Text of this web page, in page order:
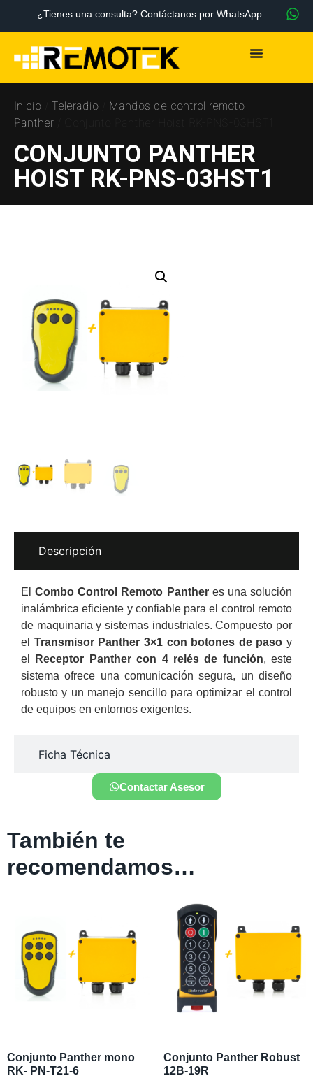
¿Tienes una consulta? Contáctanos por WhatsApp
Inicio Teleradio
Mandos de control remoto
Panther
CONJUNTO PANTHER
HOIST RK-PNS-03HST1
Descripción
Ficha Técnica
ElCombo Control Remoto Pantheres una solución
inalámbrica eficiente y confiable para el control remoto
de maquinaria y sistemas industriales. Compuesto por
el Transmisor Panther 3×1 con botones de paso y
el
Receptor Panther con 4 relés de función, este
sistema ofrece una comunicación segura, un diseño
robusto y un manejo sencillo para optimizar el control
de equipos en entornos exigentes.
Contactar Asesor
También te
recomendamos…
Conjunto Panther mono
RK- PN-T21-6
Conjunto Panther Robust
12B-19R